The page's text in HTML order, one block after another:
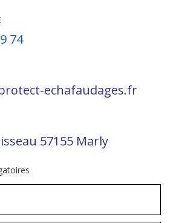
74
echafaudages.fr
57155 Marly